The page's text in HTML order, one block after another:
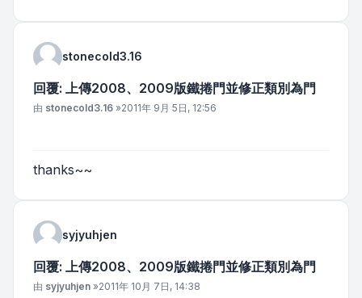
stonecold3.16
回覆: 上傳2008、2009版鐵捲門並修正類別為門
文章
由 stonecold3.16 »2011年 9月 5日, 12:56
thanks~~
syjyuhjen
回覆: 上傳2008、2009版鐵捲門並修正類別為門
文章
由 syjyuhjen »2011年 10月 7日, 14:38